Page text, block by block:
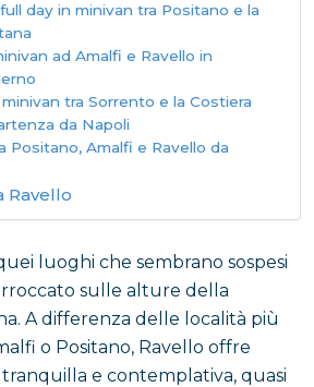
day in minivan tra Positano e la
ad Amalfi e Ravello in
tra Sorrento e la Costiera
da Napoli
Positano, Amalfi e Ravello da
Ravello
luoghi che sembrano sospesi
sulle alture della
A differenza delle località più
o Positano, Ravello offre
e contemplativa, quasi